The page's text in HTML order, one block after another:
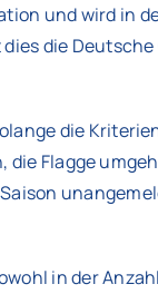
und wird in
die
die
die Flagge
in der